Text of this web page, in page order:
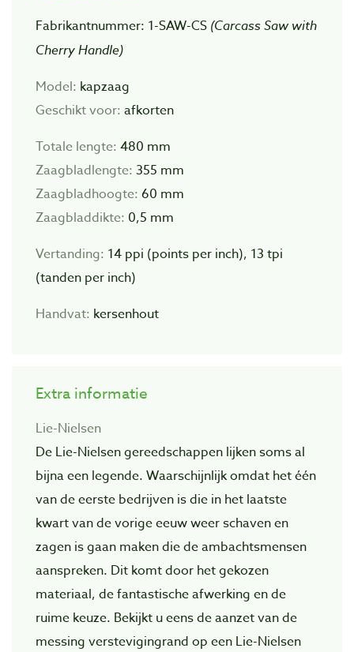
Fabrikantnummer: 1-SAW-CS (Carcass Saw with
Cherry Handle)
Model: kapzaag
Geschikt voor: afkorten
Totale lengte: 480 mm
Zaagbladlengte: 355 mm
Zaagbladhoogte: 60 mm
Zaagbladdikte: 0,5 mm
Vertanding: 14 ppi (points per inch), 13 tpi
(tanden per inch)
Handvat: kersenhout
Extra informatie
Lie-Nielsen
De Lie-Nielsen gereedschappen lijken soms al
bijna een legende. Waarschijnlijk omdat het één
van de eerste bedrijven is die in het laatste
kwart van de vorige eeuw weer schaven en
zagen is gaan maken die de ambachtsmensen
aanspreken. Dit komt door het gekozen
materiaal, de fantastische afwerking en de
ruime keuze. Bekijkt u eens de aanzet van de
messing verstevigingrand op een Lie-Nielsen